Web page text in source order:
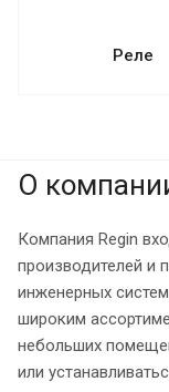
Реле
О
Компания Regin
производителей и
инженерных
широким
небольших
или